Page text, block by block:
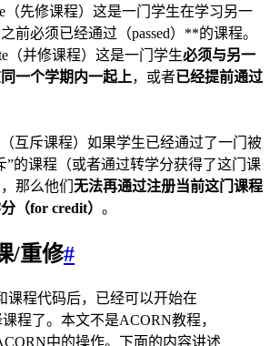
（先修课程）这是一门学生在学习另一
前必须已经通过（passed）**的课程。
（并修课程）这是一门学生必须与另一
一个学期内一起上，或者已经提前通过
（互斥课程）如果学生已经通过了一门被
”的课程（或者通过转学分获得了这门课
那么他们 无法再通过注册当前这门课程
（for credit） 。
/重修#
课程代码后，已经可以开始在
程了。本文不是ACORN教程，
中的操作。下面的内容讲述